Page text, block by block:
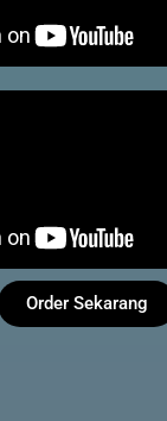
Order Sekarang